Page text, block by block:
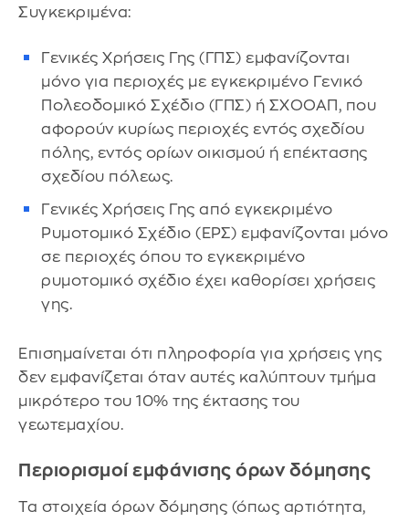
Συγκεκριμένα:
Γενικές Χρήσεις Γης (ΓΠΣ) εμφανίζονται
μόνο για περιοχές με εγκεκριμένο Γενικό
Πολεοδομικό Σχέδιο (ΓΠΣ) ή ΣΧΟΟΑΠ, που
αφορούν κυρίως περιοχές εντός σχεδίου
πόλης, εντός ορίων οικισμού ή επέκτασης
σχεδίου πόλεως.
Γενικές Χρήσεις Γης από εγκεκριμένο
Ρυμοτομικό Σχέδιο (ΕΡΣ) εμφανίζονται μόνο
σε περιοχές όπου το εγκεκριμένο
ρυμοτομικό σχέδιο έχει καθορίσει χρήσεις
γης.
Επισημαίνεται ότι πληροφορία για χρήσεις γης
δεν εμφανίζεται όταν αυτές καλύπτουν τμήμα
μικρότερο του 10% της έκτασης του
γεωτεμαχίου.
Περιορισμοί εμφάνισης όρων δόμησης
Τα στοιχεία όρων δόμησης (όπως αρτιότητα,